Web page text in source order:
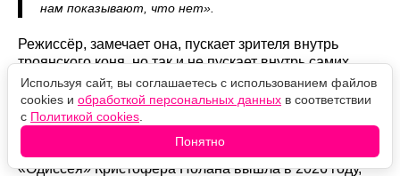
нам показывают, что нет».
Режиссёр, замечает она, пускает зрителя внутрь
троянского коня, но так и не пускает внутрь самих
героев. Итог она формулирует коротко:
«Визуально ошеломляющий, эмоционально
«Одиссея» Кристофера Нолана вышла в 2026 году,
Используя сайт, вы соглашаетесь с использованием файлов
cookies и обработкой персональных данных в соответствии
с Политикой cookies
Понятно